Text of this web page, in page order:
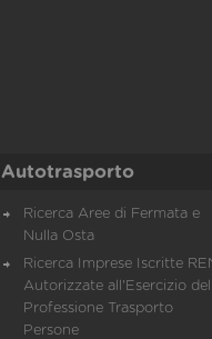
Autotrasporto
Ricerca Aree di Fermata e
Nulla Osta
Ricerca Imprese Iscritte
Autorizzate all'Esercizio
Professione Trasporto
Persone